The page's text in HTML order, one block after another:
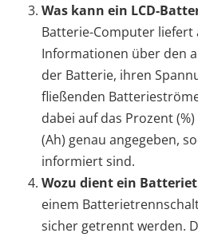
Was kann ein LCD-
Batterie-Computer liefert
Informationen über den
der Batterie, ihren
fließenden
dabei auf das Prozent
(Ah) genau angegeben,
informiert sind.
Wozu dient ein
einem
sicher getrennt werden.